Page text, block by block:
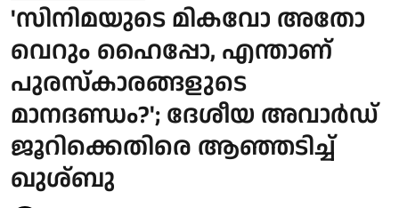
'സിനിമയുടെ മികവോ അതോ
വെറും ഹൈപ്പോ, എന്താണ്
പുരസ്‌കാരങ്ങളുടെ
മാനദണ്ഡം?'; ദേശീയ അവാർഡ്
ജൂറിക്കെതിരെ ആഞ്ഞടിച്ച്
ഖുശ്ബു